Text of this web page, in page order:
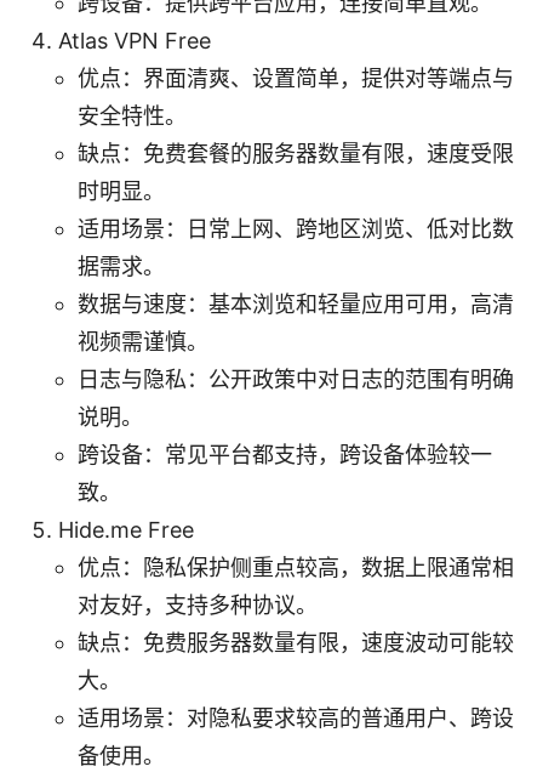
Atlas VPN Free
优点：界面清爽、设置简单，提供对等端点与
安全特性。
缺点：免费套餐的服务器数量有限，速度受限
时明显。
适用场景：日常上网、跨地区浏览、低对比数
据需求。
数据与速度：基本浏览和轻量应用可用，高清
视频需谨慎。
日志与隐私：公开政策中对日志的范围有明确
说明。
跨设备：常见平台都支持，跨设备体验较一
致。
Hide.me Free
优点：隐私保护侧重点较高，数据上限通常相
对友好，支持多种协议。
缺点：免费服务器数量有限，速度波动可能较
大。
适用场景：对隐私要求较高的普通用户、跨设
备使用。